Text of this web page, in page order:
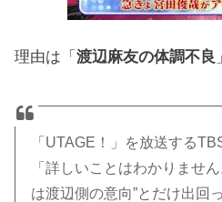
理由は「渡辺麻友の体調不良
「UTAGE！」を放送する
「詳しいことはわかりませ
は渡辺側の意向”とだけ出回